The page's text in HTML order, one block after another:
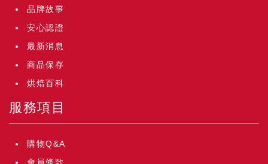
品牌故事
安心認證
最新消息
商品保存
烘焙百科
服務項目
購物Q&A